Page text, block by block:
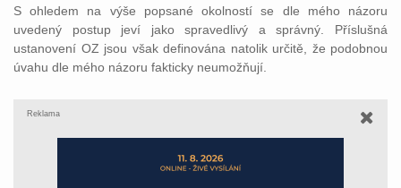
S ohledem na výše popsané okolností se dle mého názoru
uvedený postup jeví jako spravedlivý a správný. Příslušná
ustanovení OZ jsou však definována natolik určitě, že podobnou
úvahu dle mého názoru fakticky neumožňují.
Reklama